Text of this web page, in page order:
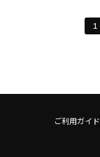
1
ご利用ガイド